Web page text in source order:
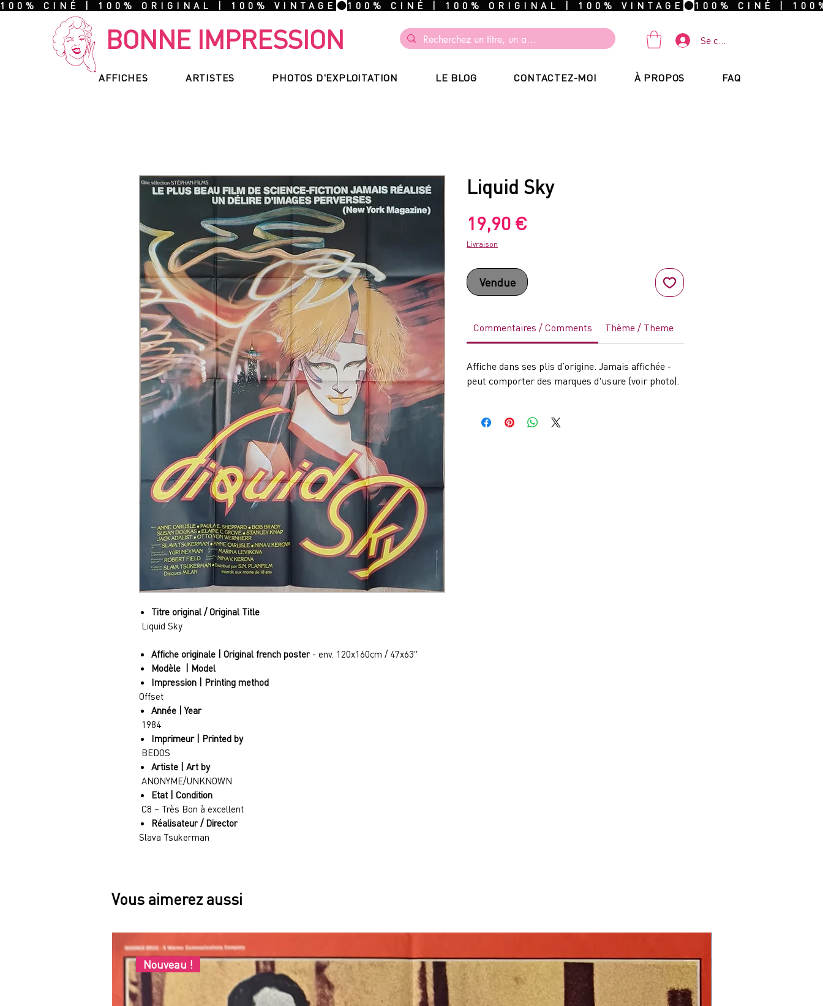
100% CINÉ | 100% ORIGINAL | 100% VINTAGE
BONNE IMPRESSION Se connecter
AFFICHES ARTISTES PHOTOS D'EXPLOITATION LE BLOG CONTACTEZ-MOI À PROPOS FAQ
Titre original / Original Title
Liquid Sky
Affiche originale | Original french poster - env. 120x160cm / 47x63"
Modèle | Model
Impression | Printing method
Offset
Année | Year
1984
Imprimeur | Printed by
BEDOS
Artiste | Art by
ANONYME/UNKNOWN
Etat | Condition
C8 – Très Bon à excellent
Réalisateur / Director
Slava Tsukerman
Liquid Sky
19,90 €Prix
Livraison
Vendue
Commentaires / Comments Thème / Theme
Affiche dans ses plis d’origine. Jamais affichée -
peut comporter des marques d'usure (voir photo).
Vous aimerez aussi
Nouveau !